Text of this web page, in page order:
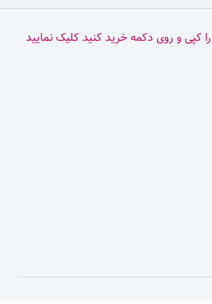
کپی و روی دکمه خرید کنید کلیک نمایید